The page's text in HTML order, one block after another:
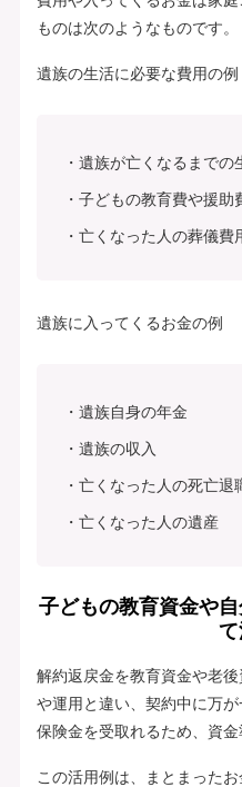
ものは次のようなものです。
遺族の生活に必要な費用の例
遺族が亡くなるまでの
子どもの教育費や援助
亡くなった人の葬儀費
遺族に入ってくるお金の例
遺族自身の年金
遺族の収入
亡くなった人の死亡退
亡くなった人の遺産
子どもの教育資金や
て
解約返戻金を教育資金や老
や運用と違い、契約中に万
保険金を受取れるため、資金
この活用例は、まとまった